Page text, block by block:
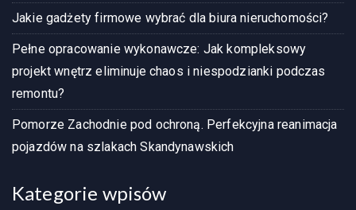
Jakie gadżety firmowe wybrać dla biura nieruchomości?
Pełne opracowanie wykonawcze: Jak kompleksowy
projekt wnętrz eliminuje chaos i niespodzianki podczas
remontu?
Pomorze Zachodnie pod ochroną. Perfekcyjna reanimacja
pojazdów na szlakach Skandynawskich
Kategorie wpisów